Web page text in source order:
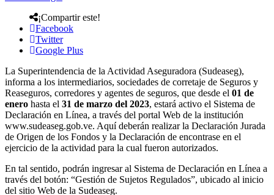
¡Compartir este!
Facebook
Twitter
Google Plus
La Superintendencia de la Actividad Aseguradora (Sudeaseg),
informa a los intermediarios, sociedades de corretaje de Seguros y
Reaseguros, corredores y agentes de seguros, que desde el 01 de
enero hasta el 31 de marzo del 2023, estará activo el Sistema de
Declaración en Línea, a través del portal Web de la institución
www.sudeaseg.gob.ve. Aquí deberán realizar la Declaración Jurada
de Origen de los Fondos y la Declaración de encontrase en el
ejercicio de la actividad para la cual fueron autorizados.
En tal sentido, podrán ingresar al Sistema de Declaración en Línea a
través del botón: “Gestión de Sujetos Regulados”, ubicado al inicio
del sitio Web de la Sudeaseg.